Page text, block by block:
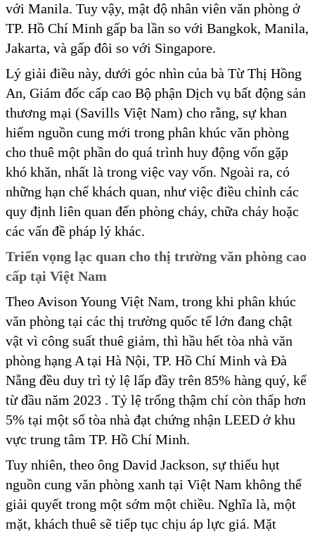
với Manila. Tuy vậy, mật độ nhân viên văn phòng ở
TP. Hồ Chí Minh gấp ba lần so với Bangkok, Manila,
Jakarta, và gấp đôi so với Singapore.
Lý giải điều này, dưới góc nhìn của bà Từ Thị Hồng
An, Giám đốc cấp cao Bộ phận Dịch vụ bất động sản
thương mại (Savills Việt Nam) cho rằng, sự khan
hiếm nguồn cung mới trong phân khúc văn phòng
cho thuê một phần do quá trình huy động vốn gặp
khó khăn, nhất là trong việc vay vốn. Ngoài ra, có
những hạn chế khách quan, như việc điều chỉnh các
quy định liên quan đến phòng cháy, chữa cháy hoặc
các vấn đề pháp lý khác.
Triển vọng lạc quan cho thị trường văn phòng cao
cấp tại Việt Nam
Theo Avison Young Việt Nam, trong khi phân khúc
văn phòng tại các thị trường quốc tế lớn đang chật
vật vì công suất thuê giảm, thì hầu hết tòa nhà văn
phòng hạng A tại Hà Nội, TP. Hồ Chí Minh và Đà
Nẵng đều duy trì tỷ lệ lấp đầy trên 85% hàng quý, kể
từ đầu năm 2023 . Tỷ lệ trống thậm chí còn thấp hơn
5% tại một số tòa nhà đạt chứng nhận LEED ở khu
vực trung tâm TP. Hồ Chí Minh.
Tuy nhiên, theo ông David Jackson, sự thiếu hụt
nguồn cung văn phòng xanh tại Việt Nam không thể
giải quyết trong một sớm một chiều. Nghĩa là, một
mặt, khách thuê sẽ tiếp tục chịu áp lực giá. Mặt